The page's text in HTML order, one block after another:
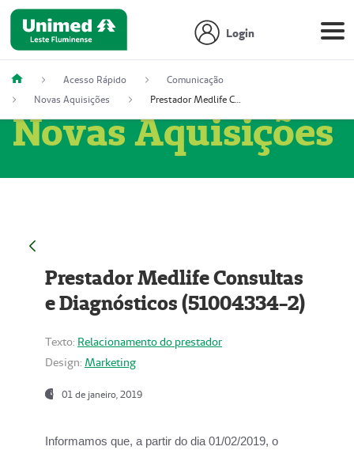
Login
Acesso Rápido
Comunicação
Novas Aquisições
Prestador Medlife Consultas e Diagnósticos (51004334-2)
Novas Aquisições
Prestador Medlife Consultas
e Diagnósticos (51004334-2)
Texto: Relacionamento do prestador
Design: Marketing
01 de janeiro, 2019
Informamos que, a partir do dia 01/02/2019, o